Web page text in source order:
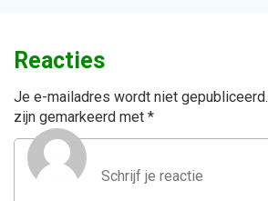
Reacties
Je e-mailadres wordt niet gepubliceerd.
zijn gemarkeerd met *